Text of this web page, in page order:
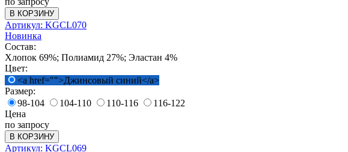
В КОРЗИНУ
Артикул: KGCL070
Новинка
Состав:
Хлопок 69%; Полиамид 27%; Эластан 4%
Цвет:
<a href="">Джинсовый синий</a>
Размер:
98-104
104-110 110-116
116-122
Цена
по запросу
В КОРЗИНУ
Артикул: KGCL069